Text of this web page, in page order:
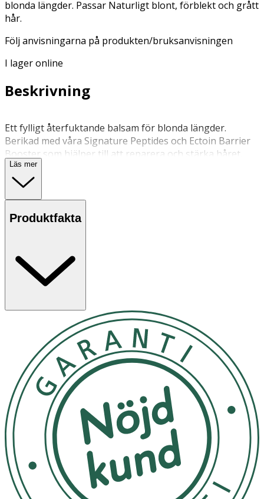
blonda längder. Passar Naturligt blont, förblekt och grått
hår.
Följ anvisningarna på produkten/bruksanvisningen
I lager online
Beskrivning
Ett fylligt återfuktande balsam för blonda längder.
Berikad med våra Signature Peptides och Ectoin Barrier
Booster som hjälper till att reparera och stärka håret,
samtidigt som det vårdar för ett friskare och mer
välmående utseende. Rekommenderas för... Naturligt
vård för naturligt blont, förblekt och grått hår, som
hjälper till att släta ut hårstråna för en polerad finish.
Vegan Complex Kokosolja – En fantastisk mjukgörare
som ger mjukhet och smidighet till hår och hud. Aloe
Vera – Ett intensivt återfuktande extrakt som hjälper
– Rikt på vitaminer och mineraler, ger styrka och balans
till alla hårtyper. Päronextrakt – Ett närande protein som
återfuktar och vårdar torrt eller skadat hår.
Applicera i rent, vått hår och massera från rötterna till
topparna. Låt verka i 1–5 minuter, skölj noggrant. Endast
för utvärtes bruk. Undvik kontakt med ögonen. Vid
kontakt, skölj omedelbart. Avbryt användning vid
irritation och kontakta läkare. Denna produkt innehåller
färgpigment som kan fläcka kakelplattor, kakelfogar och
porösa områden.
Temperatur: Förvara i rumstemperatur (ca. 15-25°C).
Undvik extrem kyla och direkt solljus, vilket kan förstöra
konsistensen. Plats: Stäng korken ordentligt efter varje
Läs mer
Produktfakta